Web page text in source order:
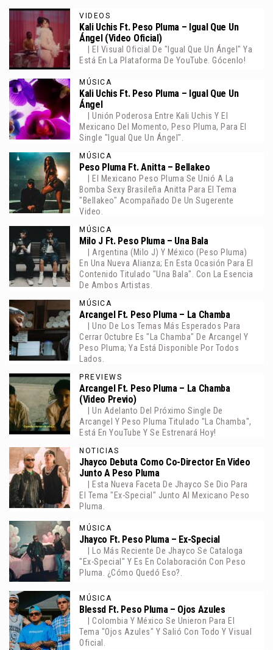
VIDEOS
Kali Uchis Ft. Peso Pluma – Igual Que Un
Ángel (Video Oficial)
| El Visual Oficial De "Igual Que Un Ángel" Ya
Está En La Plataforma De YouTube. Gócenlo!
MÚSICA
Kali Uchis Ft. Peso Pluma – Igual Que Un
Ángel
| Unión Poderosa Entre Kali Uchis Y El
Mexicano Del Momento, Peso Pluma, Para El
Single "Igual Que Un Ángel".
MÚSICA
Peso Pluma Ft. Anitta – Bellakeo
| El Mexicano Peso Pluma Se Unió A La
Bomba Sexy Brasileña Anitta Para El Tema
"Bellakeo" Acompañado De Un Sugerente
Video.
MÚSICA
Milo J Ft. Peso Pluma – Una Bala
| Argentina (Milo J) Y México (Peso Pluma)
En Una Nueva Alianza; En Esta Ocasión Para El
Contenido Titulado "Una Bala". Con La Esencia
De Ambos Artistas.
MÚSICA
Arcangel Ft. Peso Pluma – La Chamba
| Uno De Los Temas Más Esperados Para
Cerrar Octubre Es "La Chamba" De Arcangel Y
Peso Pluma; Ya Está Disponible Por Todos
Lados.
PREVIEWS
Arcangel Ft. Peso Pluma – La Chamba
(Video Previo)
| Un Adelanto Del Próximo Single De
Arcangel Y Peso Pluma Titulado "La Chamba",
Está En YouTube Y Se Estrenará Hoy!
NOTICIAS
Jhayco Debuta Como Co-Director En Video
Junto A Peso Pluma
| Esta Nueva Faceta De Jhayco Se Dio Para
El Tema "Ex-Special" Junto Al Mexicano Peso
Pluma.
MÚSICA
Jhayco Ft. Peso Pluma – Ex-Special
| Lo Más Reciente De Jhayco Se Cataloga
"Ex-Special" Y Es En Colaboración Con Peso
Pluma. ¿Cómo Quedó Eso?.
MÚSICA
Blessd Ft. Peso Pluma – Ojos Azules
| Colombia Y México Se Unieron Para El
Tema "Ojos Azules" Y Salió Con Todo Y Visual
Oficial.